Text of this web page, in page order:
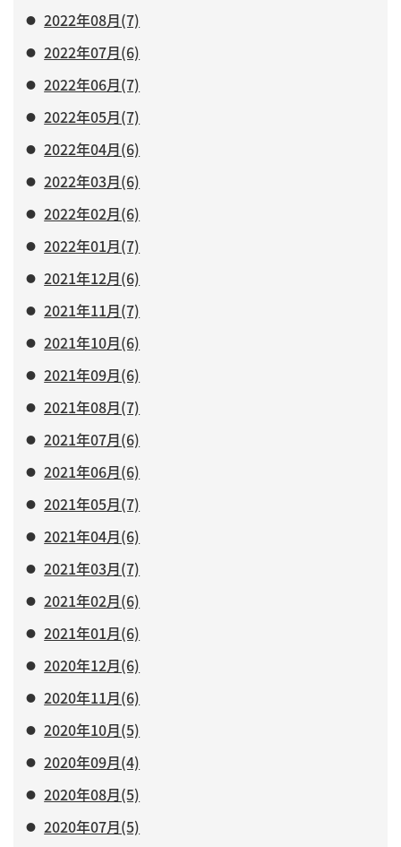
2022年08月(7)
2022年07月(6)
2022年06月(7)
2022年05月(7)
2022年04月(6)
2022年03月(6)
2022年02月(6)
2022年01月(7)
2021年12月(6)
2021年11月(7)
2021年10月(6)
2021年09月(6)
2021年08月(7)
2021年07月(6)
2021年06月(6)
2021年05月(7)
2021年04月(6)
2021年03月(7)
2021年02月(6)
2021年01月(6)
2020年12月(6)
2020年11月(6)
2020年10月(5)
2020年09月(4)
2020年08月(5)
2020年07月(5)